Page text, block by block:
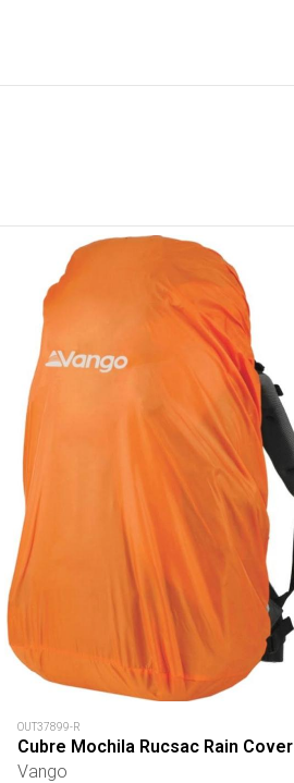
OUT37899-R
Cubre Mochila Rucsac Rain Cover
Vango